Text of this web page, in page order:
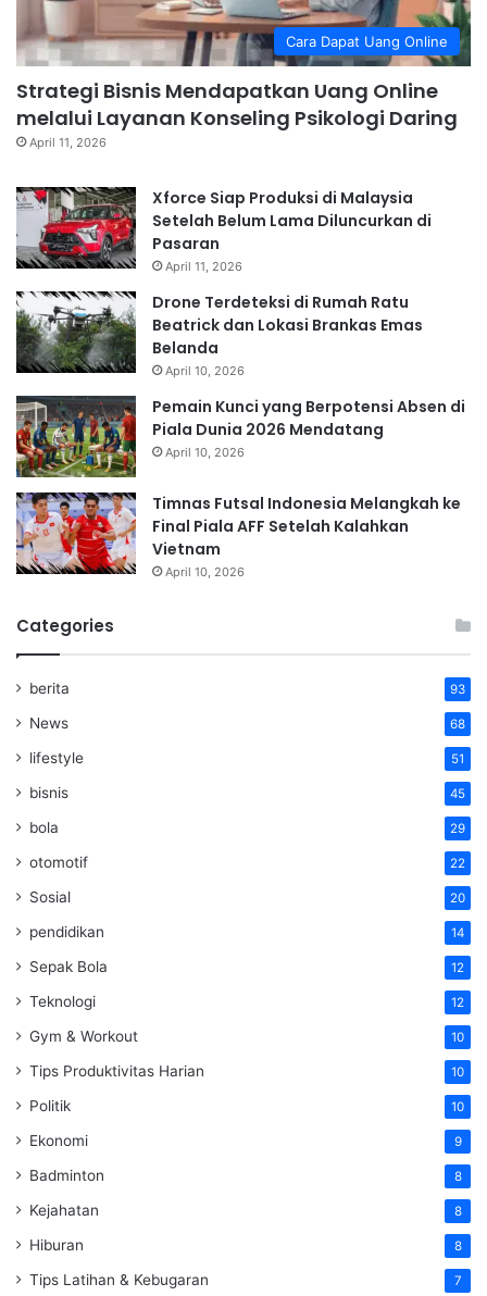
Cara Dapat Uang Online
Strategi Bisnis Mendapatkan Uang Online
melalui Layanan Konseling Psikologi Daring
April 11, 2026
Xforce Siap Produksi di Malaysia
Setelah Belum Lama Diluncurkan di
Pasaran
April 11, 2026
Drone Terdeteksi di Rumah Ratu
Beatrick dan Lokasi Brankas Emas
Belanda
April 10, 2026
Pemain Kunci yang Berpotensi Absen di
Piala Dunia 2026 Mendatang
April 10, 2026
Timnas Futsal Indonesia Melangkah ke
Final Piala AFF Setelah Kalahkan
Vietnam
April 10, 2026
Categories
berita 93
News 68
lifestyle 51
bisnis 45
bola 29
otomotif 22
Sosial 20
pendidikan 14
Sepak Bola 12
Teknologi 12
Gym & Workout 10
Tips Produktivitas Harian 10
Politik 10
Ekonomi 9
Badminton 8
Kejahatan 8
Hiburan 8
Tips Latihan & Kebugaran 7